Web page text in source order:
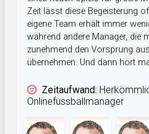
Zeit lässt diese Begeisterung
eigene Team erhält immer
während andere Manager, die
zunehmend den Vorsprung
übernehmen. Und dann hört
Zeitaufwand:
Onlinefussballmanager